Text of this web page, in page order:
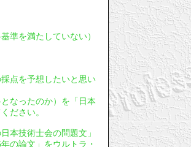
準を満たしていない）
点を予想したいと思い
なったのか）を「日本
ださい。
本技術士会の問題文」
の論文」をウルトラ・